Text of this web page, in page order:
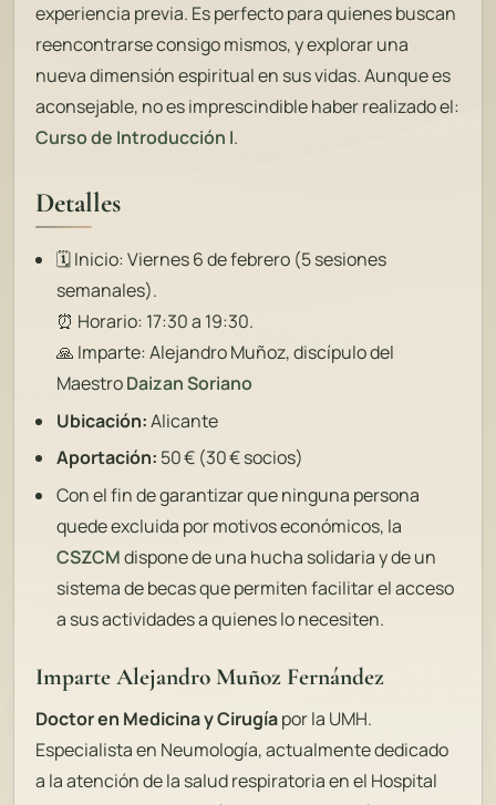
experiencia previa. Es perfecto para quienes buscan
reencontrarse consigo mismos, y explorar una
nueva dimensión espiritual en sus vidas. Aunque es
aconsejable, no es imprescindible haber realizado el:
Curso de Introducción I.
Detalles
🗓️ Inicio: Viernes 6 de febrero (5 sesiones
semanales).
⏰ Horario: 17:30 a 19:30.
🙏 Imparte: Alejandro Muñoz, discípulo del
MaestroDaizan Soriano
Ubicación:Alicante
Aportación: 50 € (30 € socios)
Con el fin de garantizar que ninguna persona
quede excluida por motivos económicos, la
CSZCMdispone de una hucha solidaria y de un
sistema de becas que permiten facilitar el acceso
a sus actividades a quienes lo necesiten.
Imparte Alejandro Muñoz Fernández
Doctor en Medicina y Cirugíapor la UMH.
Especialista en Neumología, actualmente dedicado
a la atención de la salud respiratoria en el Hospital